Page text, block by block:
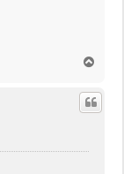
h
o